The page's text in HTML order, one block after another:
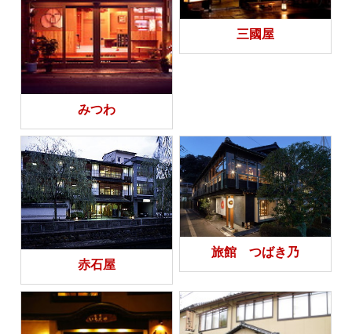
みつわ
三國屋
赤石屋
旅館 つばき乃